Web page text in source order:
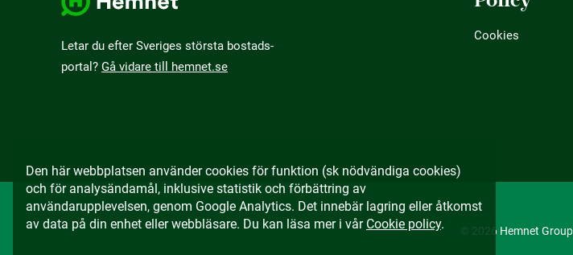
Letar du efter Sveriges största bostads­
portal? Gå vidare till hemnet.se
Cookies
© 2026 Hemnet
Den här webbplatsen använder cookies för funktion (sk nödvändiga cookies)
och för analysändamål, inklusive statistik och förbättring av
användarupplevelsen, genom Google Analytics. Det innebär lagring eller åtkomst
av data på din enhet eller webbläsare. Du kan läsa mer i vår Cookie policy.